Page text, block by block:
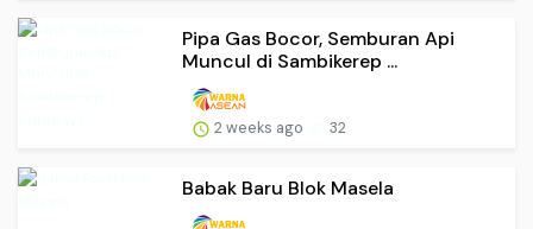
Pipa Gas Bocor, Semburan Api
Muncul di Sambikerep ...
2 weeks ago 32
Babak Baru Blok Masela